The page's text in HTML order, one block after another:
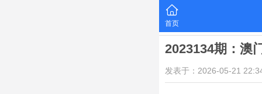
首页
2023134期：澳
发表于：2026-05-21